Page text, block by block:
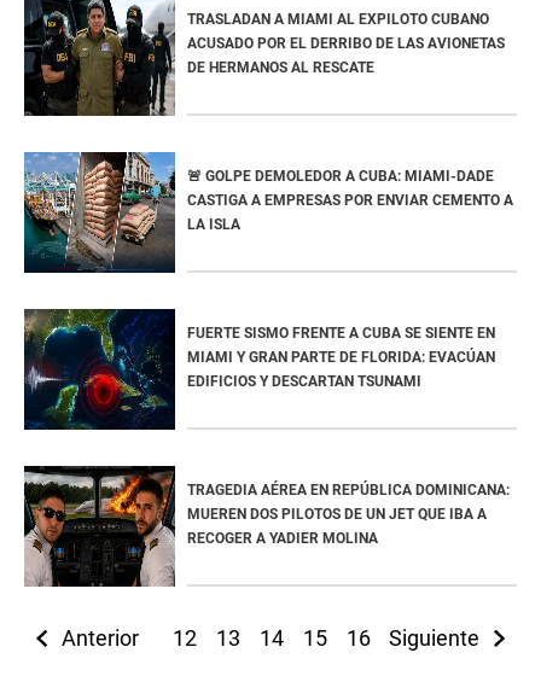
TRASLADAN A MIAMI AL EXPILOTO CUBANO
ACUSADO POR EL DERRIBO DE LAS AVIONETAS
DE HERMANOS AL RESCATE
🚨 GOLPE DEMOLEDOR A CUBA: MIAMI-DADE
CASTIGA A EMPRESAS POR ENVIAR CEMENTO A
LA ISLA
FUERTE SISMO FRENTE A CUBA SE SIENTE EN
MIAMI Y GRAN PARTE DE FLORIDA: EVACÚAN
EDIFICIOS Y DESCARTAN TSUNAMI
TRAGEDIA AÉREA EN REPÚBLICA DOMINICANA:
MUEREN DOS PILOTOS DE UN JET QUE IBA A
RECOGER A YADIER MOLINA
Anterior 12 13 14 15 16 17 18 19
Siguiente